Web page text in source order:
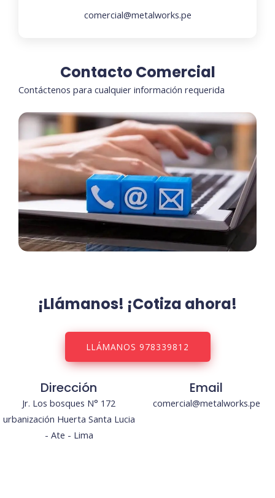
Contacto Comercial
Contáctenos para cualquier información requerida
comercial@metalworks.pe
¡Llámanos! ¡Cotiza ahora!
LLÁMANOS 978339812
Dirección
Jr. Los bosques N° 172
urbanización Huerta Santa Lucia
- Ate - Lima
Email
comercial@metalworks.pe